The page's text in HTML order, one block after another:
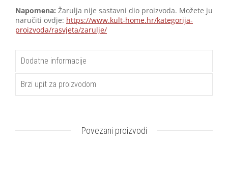
Napomena: Žarulja nije sastavni dio proizvoda. Možete ju
naručiti ovdje: https://www.kult-home.hr/kategorija-
proizvoda/rasvjeta/zarulje/
Dodatne informacije
Brzi upit za proizvodom
Povezani proizvodi